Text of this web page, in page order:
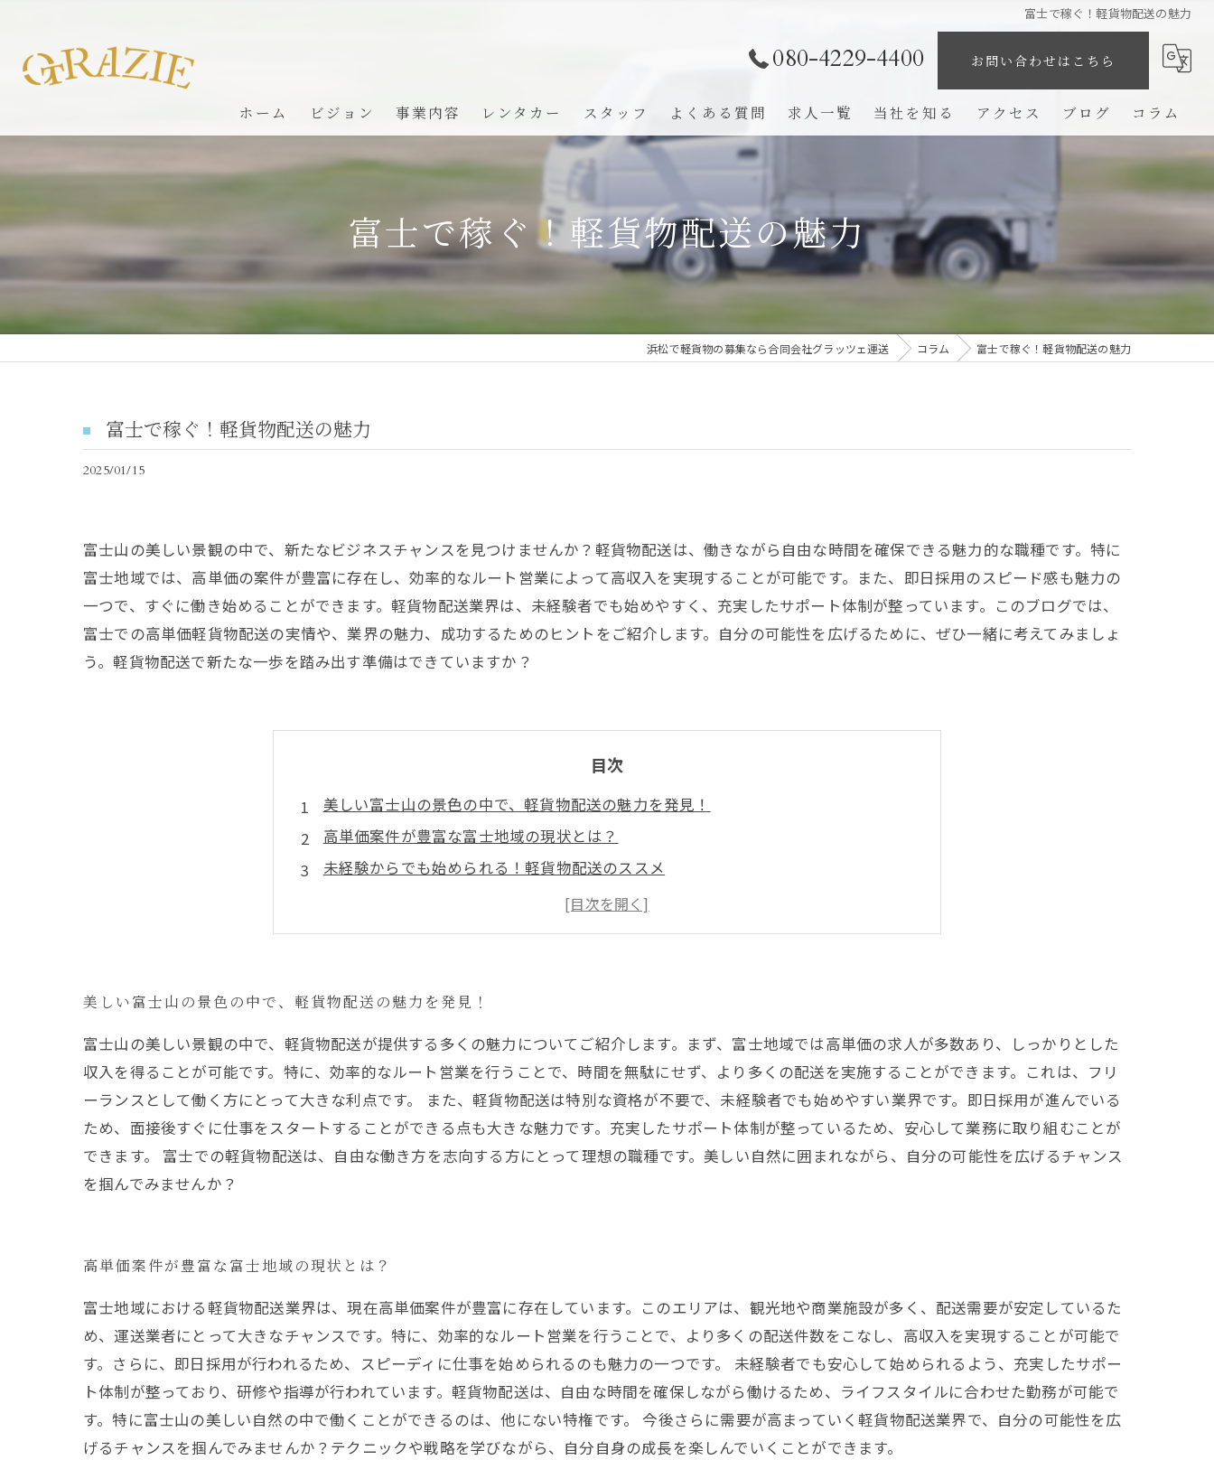
富士で稼ぐ！軽貨物配送の魅力
080-4229-4400 お問い合わせはこちら
ホーム ビジョン 事業内容 レンタカー スタッフ よくある質問 求人一覧 当社を知る
未経験
ドライバー
完全歩合制
アクセス ブログ コラム
富士で稼ぐ！軽貨物配送の魅力
浜松で軽貨物の募集なら合同会社グラッツェ運送 コラム 富士で稼ぐ！軽貨物配送の魅力
富士で稼ぐ！軽貨物配送の魅力
2025/01/15
富士山の美しい景観の中で、新たなビジネスチャンスを見つけませんか？軽貨物配送は、働きながら自由な時間を確保できる魅力的な職種です。特に
富士地域では、高単価の案件が豊富に存在し、効率的なルート営業によって高収入を実現することが可能です。また、即日採用のスピード感も魅力の
一つで、すぐに働き始めることができます。軽貨物配送業界は、未経験者でも始めやすく、充実したサポート体制が整っています。このブログでは、
富士での高単価軽貨物配送の実情や、業界の魅力、成功するためのヒントをご紹介します。自分の可能性を広げるために、ぜひ一緒に考えてみましょ
う。軽貨物配送で新たな一歩を踏み出す準備はできていますか？
目次
美しい富士山の景色の中で、軽貨物配送の魅力を発見！
高単価案件が豊富な富士地域の現状とは？
未経験からでも始められる！軽貨物配送のススメ
効率的なルート営業で高収入を実現する方法
即日採用のスピード感がもたらす新たなチャンス
軽貨物配送で自分の可能性を広げよう！新たな一歩を踏み出す準備はできましたか？
美しい富士山の景色の中で、軽貨物配送の魅力を発見！
富士山の美しい景観の中で、軽貨物配送が提供する多くの魅力についてご紹介します。まず、富士地域では高単価の求人が多数あり、しっかりとした
収入を得ることが可能です。特に、効率的なルート営業を行うことで、時間を無駄にせず、より多くの配送を実施することができます。これは、フリ
ーランスとして働く方にとって大きな利点です。 また、軽貨物配送は特別な資格が不要で、未経験者でも始めやすい業界です。即日採用が進んでいる
ため、面接後すぐに仕事をスタートすることができる点も大きな魅力です。充実したサポート体制が整っているため、安心して業務に取り組むことが
できます。 富士での軽貨物配送は、自由な働き方を志向する方にとって理想の職種です。美しい自然に囲まれながら、自分の可能性を広げるチャンス
を掴んでみませんか？
高単価案件が豊富な富士地域の現状とは？
富士地域における軽貨物配送業界は、現在高単価案件が豊富に存在しています。このエリアは、観光地や商業施設が多く、配送需要が安定しているた
め、運送業者にとって大きなチャンスです。特に、効率的なルート営業を行うことで、より多くの配送件数をこなし、高収入を実現することが可能で
す。さらに、即日採用が行われるため、スピーディに仕事を始められるのも魅力の一つです。 未経験者でも安心して始められるよう、充実したサポー
ト体制が整っており、研修や指導が行われています。軽貨物配送は、自由な時間を確保しながら働けるため、ライフスタイルに合わせた勤務が可能で
す。特に富士山の美しい自然の中で働くことができるのは、他にない特権です。 今後さらに需要が高まっていく軽貨物配送業界で、自分の可能性を広
げるチャンスを掴んでみませんか？テクニックや戦略を学びながら、自分自身の成長を楽しんでいくことができます。